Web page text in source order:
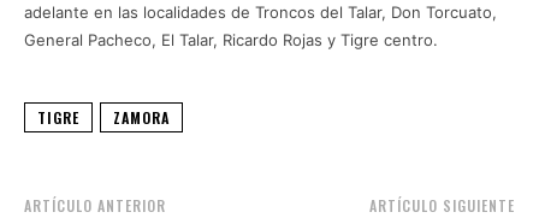
adelante en las localidades de Troncos del Talar, Don Torcuato,
General Pacheco, El Talar, Ricardo Rojas y Tigre centro.
TIGRE ZAMORA
ARTÍCULO ANTERIOR ARTÍCULO SIGUIENTE